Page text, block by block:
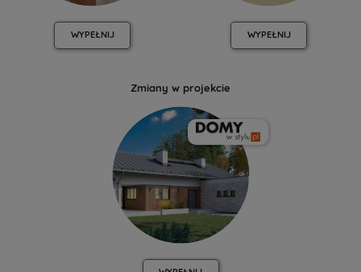
WYPEŁNIJ WYPEŁNIJ
Zmiany w projekcie